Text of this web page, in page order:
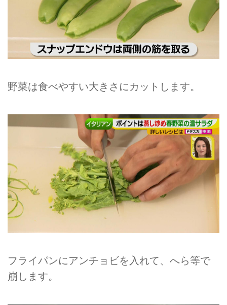
野菜は食べやすい大きさにカットします。
フライパンにアンチョビを入れて、へら等で
崩します。